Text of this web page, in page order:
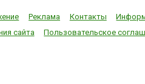
Реклама Контакты
сайта
Пользовательское